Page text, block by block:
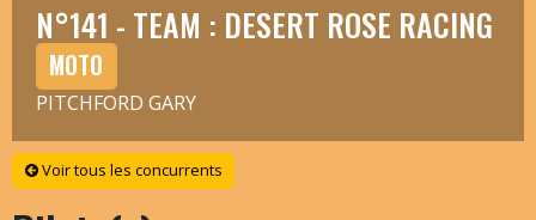
N°141 - TEAM : DESERT ROSE RACING
MOTO
PITCHFORD GARY
Voir tous les concurrents